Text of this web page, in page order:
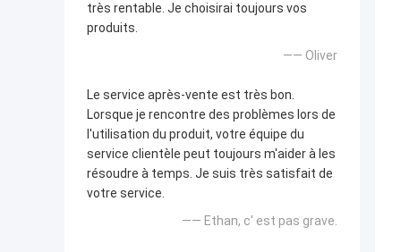
très rentable. Je choisirai toujours vos
produits.
—— Oliver
Le service après-vente est très bon.
Lorsque je rencontre des problèmes lors de
l'utilisation du produit, votre équipe du
service clientèle peut toujours m'aider à les
résoudre à temps. Je suis très satisfait de
votre service.
—— Ethan, c' est pas grave.